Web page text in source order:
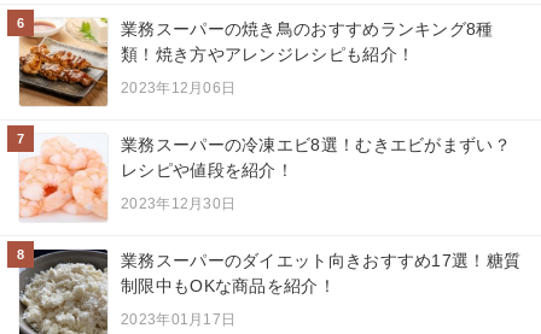
6
業務スーパーの焼き鳥のおすすめランキング8種
類！焼き方やアレンジレシピも紹介！
2023年12月06日
7
業務スーパーの冷凍エビ8選！むきエビがまずい？
レシピや値段を紹介！
2023年12月30日
8
業務スーパーのダイエット向きおすすめ17選！糖質
制限中もOKな商品を紹介！
2023年01月17日